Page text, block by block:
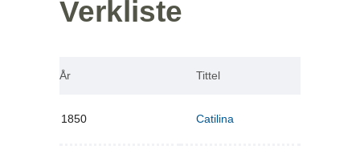
Verkliste
År Tittel
1850 Catilina